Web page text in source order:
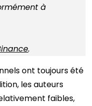
à
.
ont toujours été
les auteurs
faibles,